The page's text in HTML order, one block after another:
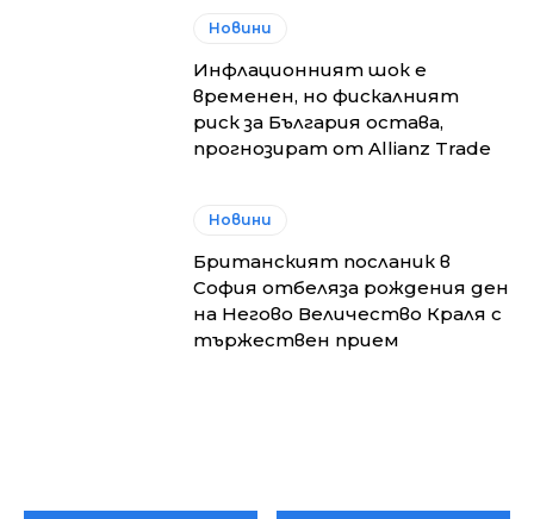
Новини
Инфлационният шок е
временен, но фискалният
риск за България остава,
прогнозират от Allianz Trade
Новини
Британският посланик в
София отбеляза рождения ден
на Негово Величество Краля с
тържествен прием